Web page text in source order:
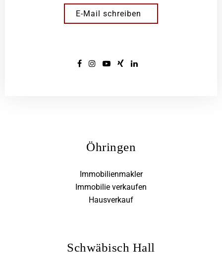
E-Mail schreiben
Öhringen
Immobilienmakler
Immobilie verkaufen
Hausverkauf
Schwäbisch Hall